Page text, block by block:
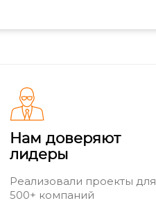
Нам доверяют
лидеры
Реализовали проекты для
500+ компаний